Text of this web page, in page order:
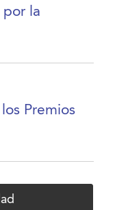
por la
Premios